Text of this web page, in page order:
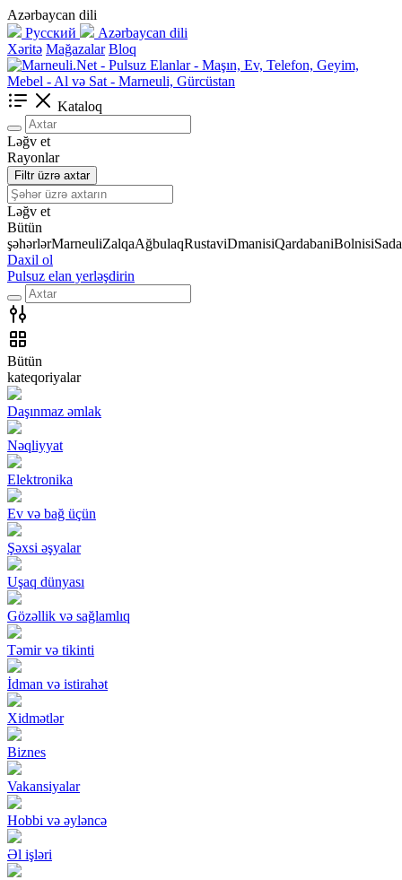
Azərbaycan dili
Русский
Azərbaycan dili
Xəritə Mağazalar Bloq
Kataloq
Ləğv et
Rayonlar
Filtr üzrə axtar
Ləğv et
Bütün
şəhərlərMarneuliZalqaAğbulaqRustaviDmanisiQardabaniBolnisi
Daxil ol
Pulsuz elan yerləşdirin
Bütün
kateqoriyalar
Daşınmaz əmlak
Nəqliyyat
Elektronika
Ev və bağ üçün
Şəxsi əşyalar
Uşaq dünyası
Gözəllik və sağlamlıq
Təmir və tikinti
İdman və istirahət
Xidmətlər
Biznes
Vakansiyalar
Hobbi və əyləncə
Əl işləri